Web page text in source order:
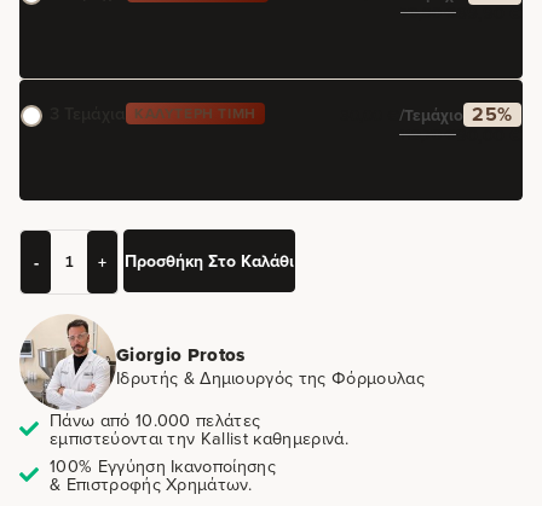
79,80€69,90€
ΚΑΛΎΤΕΡΗ ΤΙΜΉ €/τεμάχιο 25%
119,70€90,00€
- + Προσθήκη Στο Καλάθι
Giorgio Protos
Ιδρυτής & Δημιουργός της Φόρμουλας
Πάνω από 10.000 πελάτες
εμπιστεύονται την Kallist καθημερινά.
100% Εγγύηση Ικανοποίησης
& Επιστροφής Χρημάτων.